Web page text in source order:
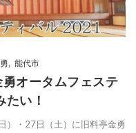
能代市
勇オータムフェステ
い！
）・27日（土）に旧料亭金勇